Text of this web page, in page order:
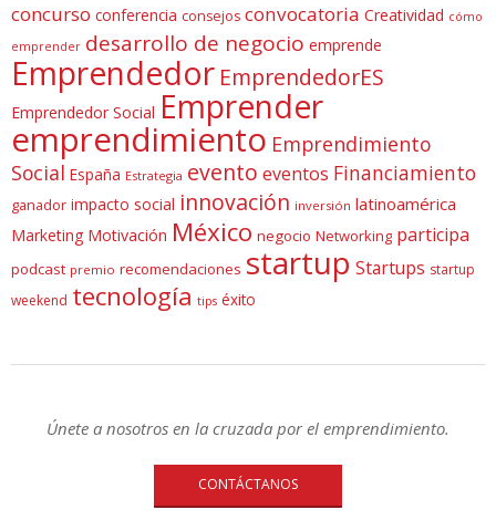
concurso conferencia consejos convocatoria Creatividad cómo
emprender desarrollo de negocio emprende
Emprendedor EmprendedorES
Emprendedor Social Emprender
emprendimiento Emprendimiento
Social España Estrategia evento eventos Financiamiento
ganador impacto social innovación inversión latinoamérica
Marketing Motivación México negocio Networking participa
podcast premio recomendaciones startup Startups startup
weekend tecnología tips éxito
Únete a nosotros en la cruzada por el emprendimiento.
CONTÁCTANOS